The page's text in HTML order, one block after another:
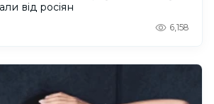
від росіян
6,158